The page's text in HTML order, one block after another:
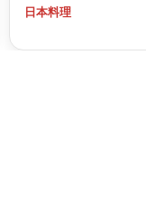
日本料理